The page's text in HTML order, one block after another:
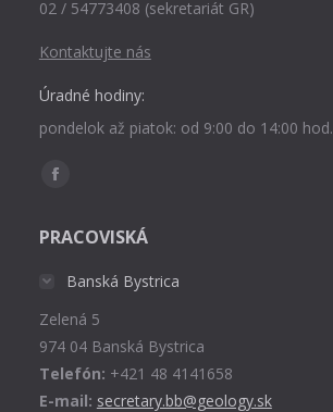
02 / 54773408 (sekretariát GR)
Kontaktujte nás
Úradné hodiny:
pondelok až piatok: od 9:00 do 14:00 hod.
Find us on:
Facebook
opens
window
PRACOVISKÁ
Banská Bystrica
Zelená 5
974 04 Banská Bystrica
Telefón: +421 48 4141658
E-mail: secretary.bb@geology.sk